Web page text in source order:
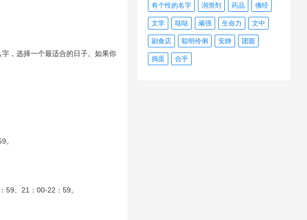
，选择一个最适合的日子。如果你
。
59、21：00-22：59。
有个性的名字 润滑剂 药品 佛经
文学 哒哒 顽强 生命力 文中
副食店 聪明伶俐 安静 团圆
捣蛋 合乎